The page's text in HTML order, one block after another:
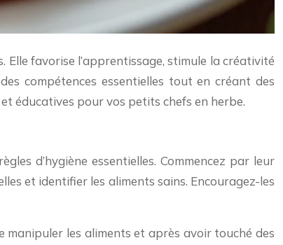
favorise l’apprentissage, stimule la créativité
compétences essentielles tout en créant des
éducatives pour vos petits chefs en herbe.
d’hygiène essentielles. Commencez par leur
et identifier les aliments sains. Encouragez-les
les aliments et après avoir touché des